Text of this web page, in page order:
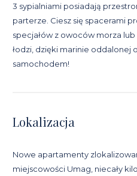
3 sypialniami posiadają
parterze. Ciesz się spacerami
specjałów z owoców morza
łodzi, dzięki marinie oddalonej
samochodem!
Lokalizacja
Nowe apartamenty
miejscowości Umag, niecały